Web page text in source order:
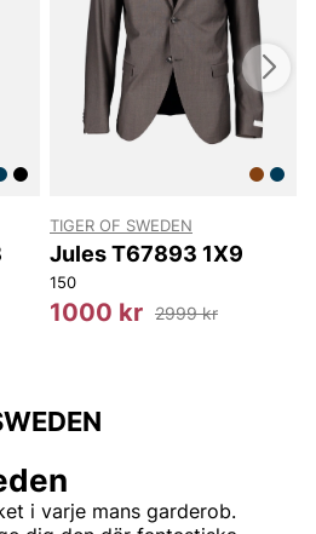
TIGER OF SWEDEN
Jules T67893 1X9
150
1000 kr 2999 kr
i varje mans garderob.